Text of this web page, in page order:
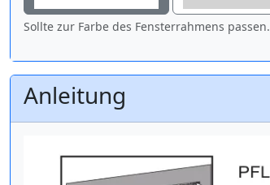
Sollte zur Farbe des Fensterrahmens passen.
Anleitung